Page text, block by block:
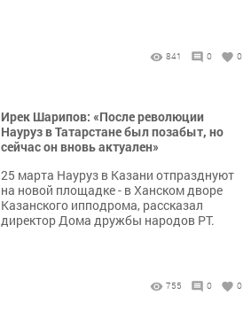
841 0 0
Ирек Шарипов: «После революции
Науруз в Татарстане был позабыт, но
сейчас он вновь актуален»
25 марта Науруз в Казани отпразднуют
на новой площадке - в Ханском дворе
Казанского ипподрома, рассказал
директор Дома дружбы народов РТ.
755 0 0